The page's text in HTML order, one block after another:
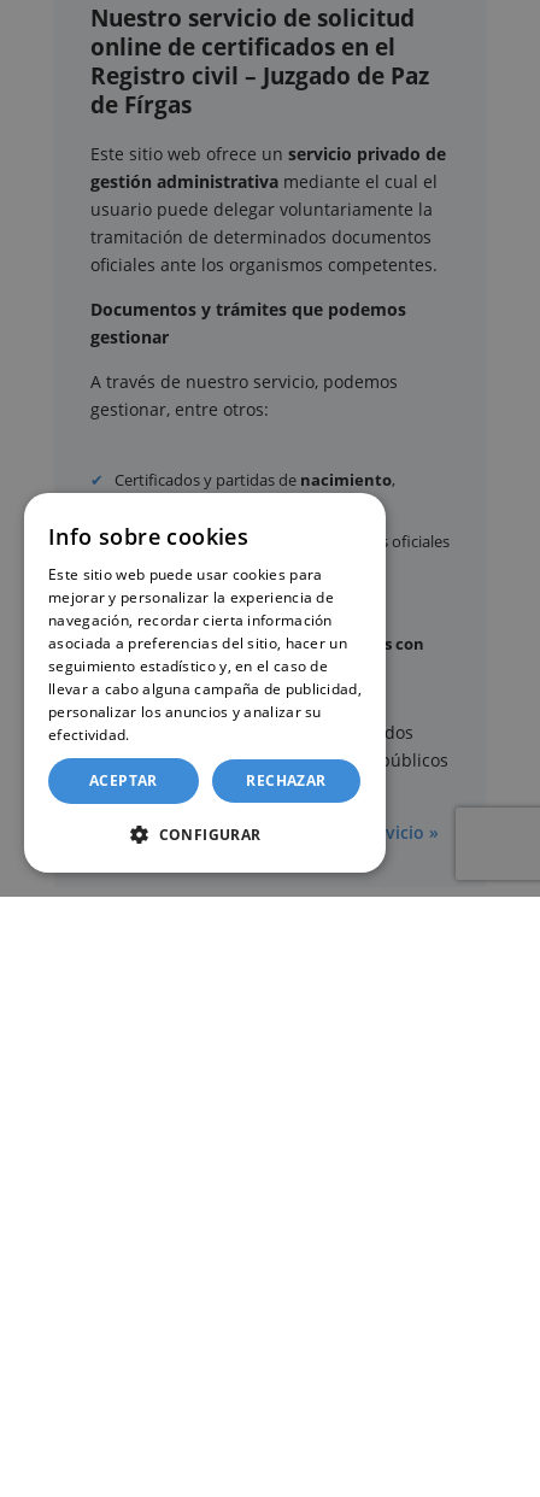
Nuestro servicio de solicitud
online de certificados en el
Registro civil – Juzgado de Paz
de Fírgas
Este sitio web ofrece un servicio privado de
gestión administrativa mediante el cual el
usuario puede delegar voluntariamente la
tramitación de determinados documentos
oficiales ante los organismos competentes.
Documentos y trámites que podemos
gestionar
A través de nuestro servicio, podemos
gestionar, entre otros:
Certificados y partidas de nacimiento,
Apostilla de La Haya
de documentos oficiales
Legalizaciónde certificados
Certificado de Últimas Voluntades
Certificado de contratos de seguros con
cobertura por fallecimiento
Los documentos oficiales son expedidos
exclusivamente por los organismos públicos
correspondientes.
Más información sobre nuestro servicio »
Info sobre cookies
Este sitio web puede usar cookies para
mejorar y personalizar la experiencia de
navegación, recordar cierta información
asociada a preferencias del sitio, hacer un
seguimiento estadístico y, en el caso de
llevar a cabo alguna campaña de publicidad,
personalizar los anuncios y analizar su
efectividad.
ACEPTAR RECHAZAR
CONFIGURAR